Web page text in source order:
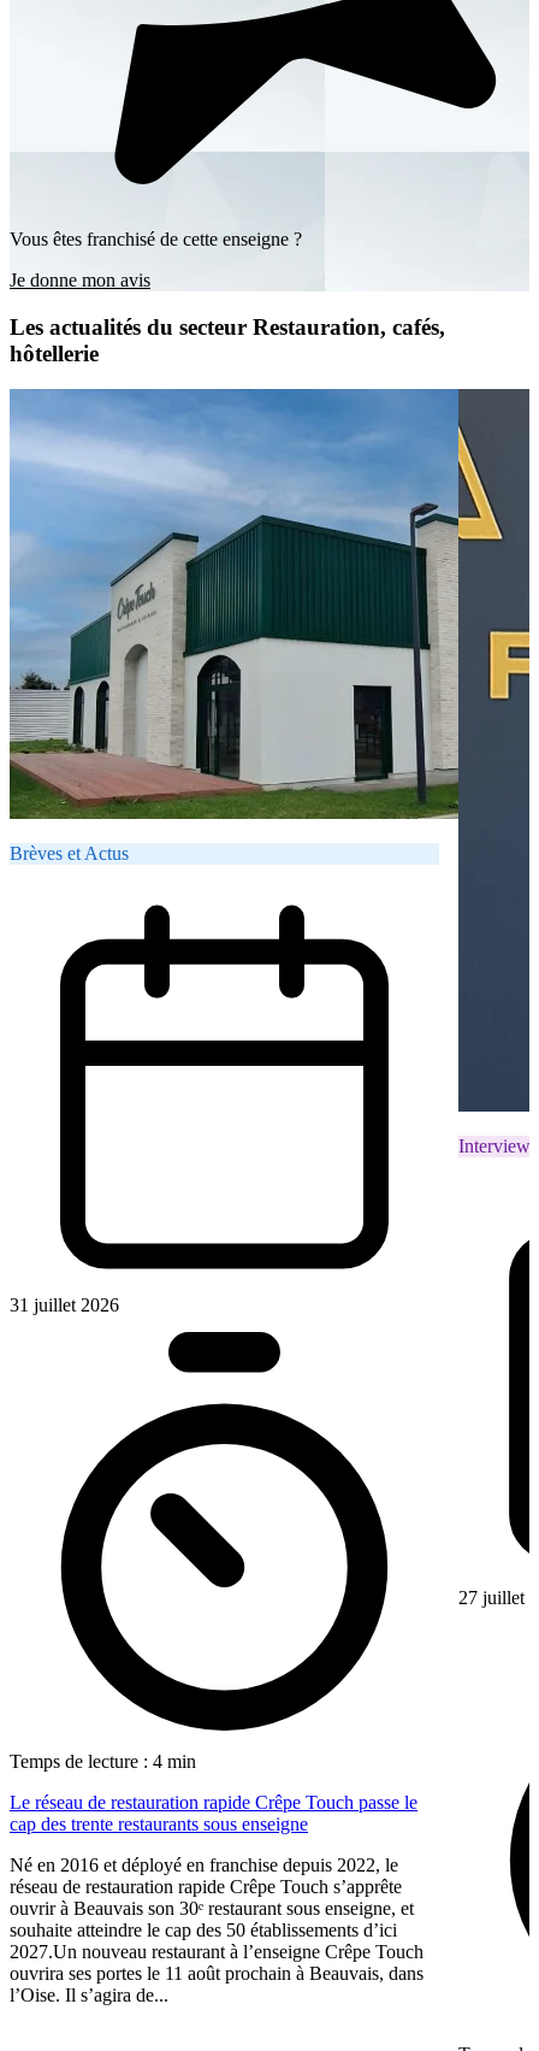
Vous êtes franchisé de cette enseigne ?
Je donne mon avis
Les actualités du secteur Restauration, cafés,
hôtellerie
Brèves et Actus
31 juillet 2026
Temps de lecture : 4 min
Le réseau de restauration rapide Crêpe Touch passe le
cap des trente restaurants sous enseigne
Né en 2016 et déployé en franchise depuis 2022, le
réseau de restauration rapide Crêpe Touch s’apprête
ouvrir à Beauvais son 30ᵉ restaurant sous enseigne, et
souhaite atteindre le cap des 50 établissements d’ici
2027.Un nouveau restaurant à l’enseigne Crêpe Touch
ouvrira ses portes le 11 août prochain à Beauvais, dans
l’Oise. Il s’agira de...
Interviews
27 juillet